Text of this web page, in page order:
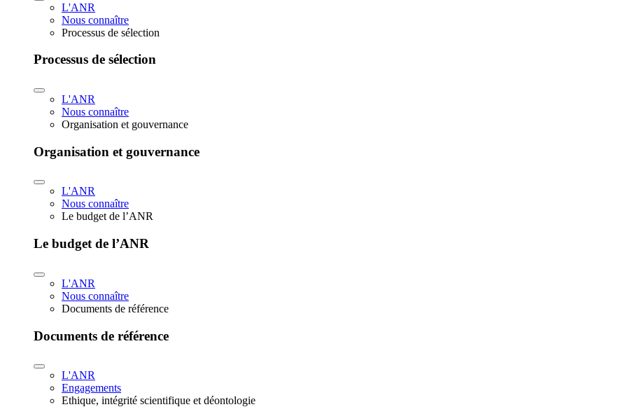
L'ANR
Nous connaître
Processus de sélection
Processus de sélection
L'ANR
Nous connaître
Organisation et gouvernance
Organisation et gouvernance
L'ANR
Nous connaître
Le budget de l’ANR
Le budget de l’ANR
L'ANR
Nous connaître
Documents de référence
Documents de référence
L'ANR
Engagements
Ethique, intégrité scientifique et déontologie